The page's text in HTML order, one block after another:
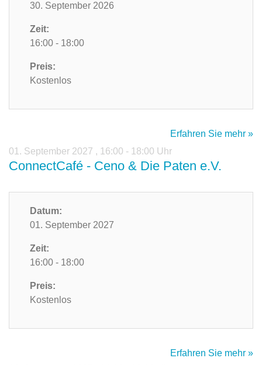
30. September 2026
Zeit:
16:00 - 18:00
Preis:
Kostenlos
Erfahren Sie mehr »
01. September 2027 , 16:00 - 18:00 Uhr
ConnectCafé - Ceno & Die Paten e.V.
Datum:
01. September 2027
Zeit:
16:00 - 18:00
Preis:
Kostenlos
Erfahren Sie mehr »